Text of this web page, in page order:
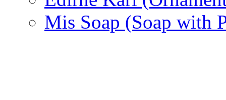
Mis Soap (Soap with